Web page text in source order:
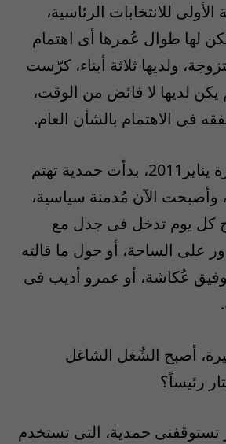
للانتخابات الرئاسية،
لها طوال عُمرها أى اهتمام
ولديها ثلاثة أبناء، كرّست
يكن لديها لا فائض من الوقت،
فى الاهتمام بالشأن العام.
ولكن منذ قيام ثورة يناير2011، بدأت حمدية تهتم
وأصبحت الآن مُدمنة سياسية،
كل يوم تدخل فى جدل مع
على الساحة، أو حول ما قالته
عُكاشة، أو عمرو أديب فى
أصبح الشُغل الشاغل
رئيساً؟
تستوقفنى حمدية، التى تستخدم